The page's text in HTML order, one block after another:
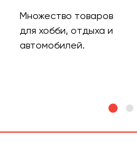
Множество товаров
для хобби, отдыха и
автомобилей.